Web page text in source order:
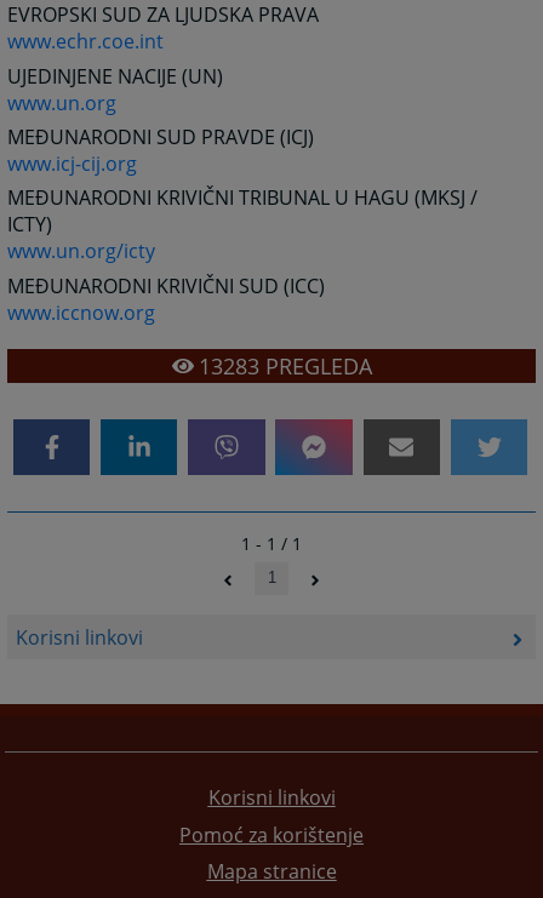
Korisni linkovi
EVROPSKI SUD ZA LJUDSKA PRAVA
www.echr.coe.int
UJEDINJENE NACIJE (UN)
www.un.org
MEĐUNARODNI SUD PRAVDE (ICJ)
www.icj-cij.org
MEĐUNARODNI KRIVIČNI TRIBUNAL U HAGU (MKSJ /
ICTY)
www.un.org/icty
MEĐUNARODNI KRIVIČNI SUD (ICC)
www.iccnow.org
13283PREGLEDA
1 - 1 / 1
1
Korisni linkovi
Pomoć za korištenje
Mapa stranice